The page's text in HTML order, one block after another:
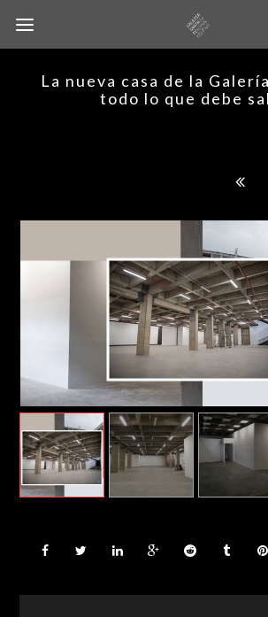
La nueva casa de la
todo lo que debe